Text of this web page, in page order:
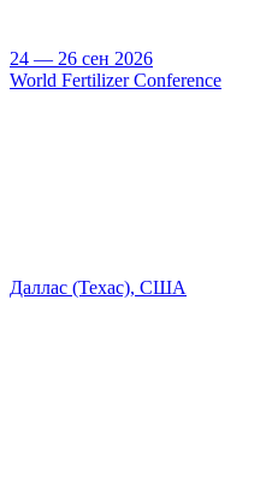
24 — 26 сен 2026
World Fertilizer Conference
Даллас (Техас), США